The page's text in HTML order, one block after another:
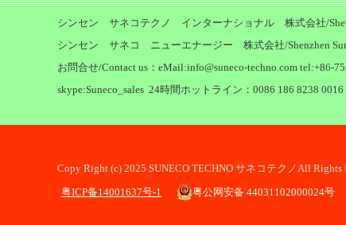
シンセン サネコテクノ インターナショナル 株式会社/
シンセン サネコ ニューエナージー 株式会社/Shenzhen
お問合せ/Contact us：eMail:info@suneco-techno.com tel:+86-
skype:Suneco_sales 24時間ホットライン：0086 186 8238 0016
Copy Right (c) 2025 SUNECO TECHNO サネコテクノAll Rights
粤ICP备14001637号-1
粤公网安备 44031102000024号